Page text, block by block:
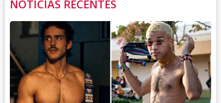
NOTÍCIAS RECENTES